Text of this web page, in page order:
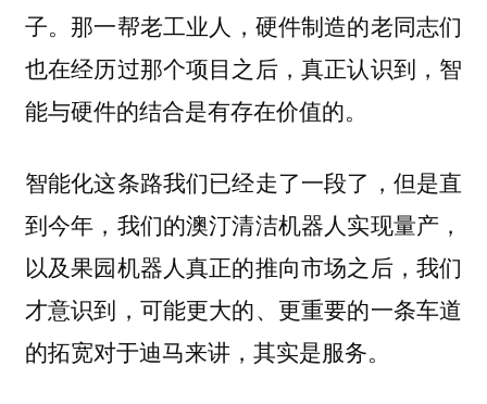
子。 那一帮老工业人，硬件制造的老同志们
也在经历过那个项目之后，真正认识到，智
能与硬件的结合是有存在价值的。
智能化这条路我们已经走了一段了，但是直
到今年，我们的澳汀清洁机器人实现量产，
以及果园机器人真正的推向市场之后，我们
才意识到，可能更大的、更重要的一条车道
的拓宽对于迪马来讲，其实是服务。